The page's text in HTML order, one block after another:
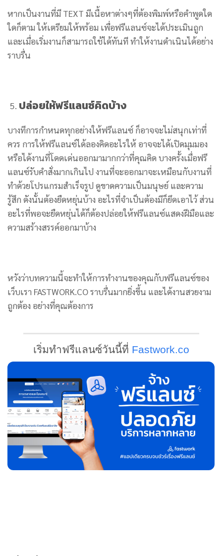
หากเป็นงานที่มี TEXT มีเนื้อหาต่างๆที่ต้องพิมพ์หรือคำพูดใด
ใดก็ตาม ให้เตรียมให้พร้อม เพื่อฟรีแลนซ์จะได้ประเมินถูก
และเมื่อเริ่มงานก็สามารถใช้ได้ทันที ทำให้งานดำเนินได้อย่าง
ราบรื่น
ปล่อยให้ฟรีแลนซ์คิดบ้าง
บางทีการกำหนดทุกอย่างให้ฟรีแลนซ์ ก็อาจจะไม่สนุกเท่าที่
ควร การให้ฟรีแลนซ์ได้ลองคิดอะไรให้ อาจจะได้เปิดมุมมอง
หรือได้งานที่โดดเด่นออกมามากกว่าที่คุณคิด บางครั้งเมื่อฟรี
แลนซ์รับคำสั่งมากเกินไป งานที่จะออกมาจะเหมือนกับงานที่
ทำด้วยโปรแกรมสำเร็จรูป ดูขาดความเป็นมนุษย์ และความ
รู้สึก ดังนั้นต้องยืดหยุ่นบ้าง อะไรที่จำเป็นต้องมีก็ยึดเอาไว้ ส่วน
อะไรที่พอจะยืดหยุ่นได้ก็ต้องปล่อยให้ฟรีแลนซ์แสดงฝีมือและ
ความสร้างสรรค์ออกมาบ้าง
หวังว่าบทความนี้จะทำให้การทำงานของคุณกับฟรีแลนซ์ของ
เว็บเรา FASTWORK.CO ราบรื่นมากยิ่งขึ้น และได้งานสวยงาม
ถูกต้อง อย่างที่คุณต้องการ
เริ่มทำฟรีแลนซ์วันนี้ที่ Fastwork.co